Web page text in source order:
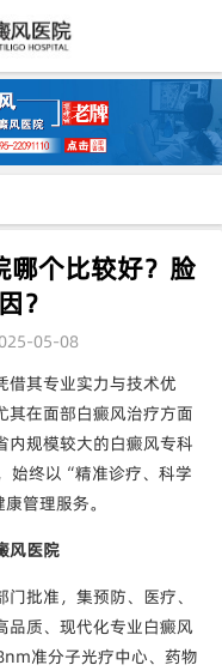
哪个比较好？脸
？
05-08
借其专业实力与技术优
其在面部白癜风治疗方面
内规模较大的白癜风专科
始终以“精准诊疗、科学
管理服务。
风医院
批准，集预防、医疗、
品质、现代化专业白癜风
准分子光疗中心、药物